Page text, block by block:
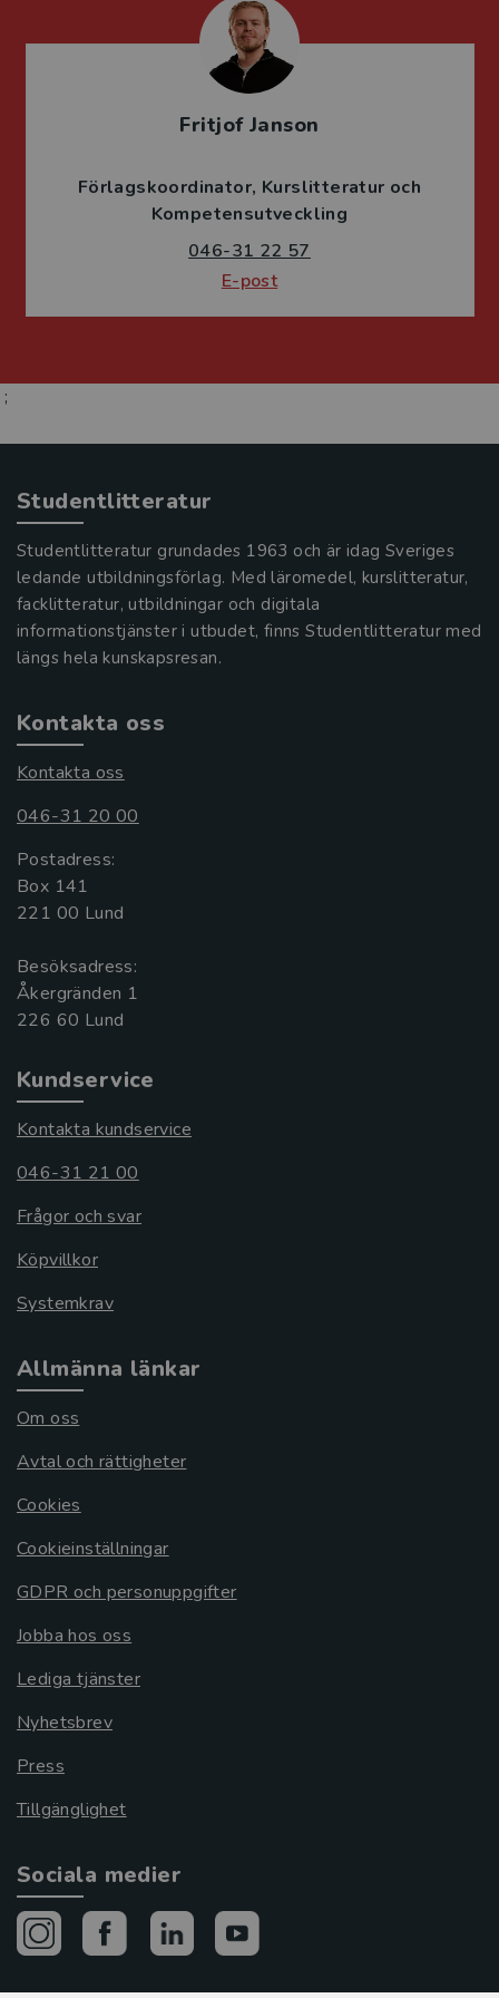
Fritjof Janson
Förlagskoordinator Kurslitteratur och
Kompetensutveckling
046-31 22 57
E-post
;
Studentlitteratur
Studentlitteratur grundades 1963 och är idag Sveriges
ledande utbildningsförlag. Med läromedel, kurslitteratur,
facklitteratur, utbildningar och digitala
informationstjänster i utbudet, finns Studentlitteratur med
längs hela kunskapsresan.
Kontakta oss
Kontakta oss
046-31 20 00
Postadress:
Box 141
221 00 Lund
Besöksadress:
Åkergränden 1
Kundservice
Kontakta kundservice
046-31 21 00
Frågor och svar
Köpvillkor
Systemkrav
Allmänna länkar
Om oss
Avtal och rättigheter
Cookies
Cookieinställningar
GDPR och personuppgifter
Jobba hos oss
Lediga tjänster
Nyhetsbrev
Press
Tillgänglighet
Sociala medier